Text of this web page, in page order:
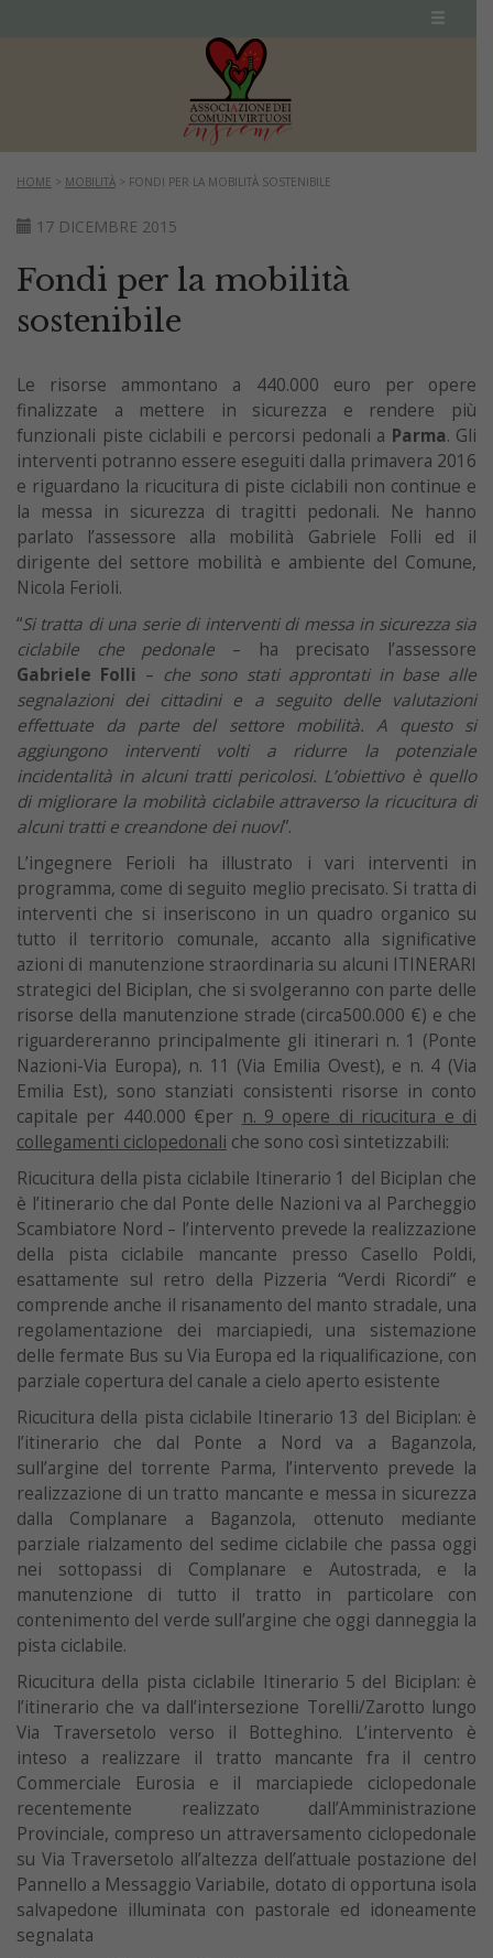
HOME > MOBILITÀ > FONDI PER LA MOBILITÀ SOSTENIBILE
17 DICEMBRE 2015
Fondi per la mobilità
sostenibile
Le risorse ammontano a 440.000 euro per opere
finalizzate a mettere in sicurezza e rendere più
funzionali piste ciclabili e percorsi pedonali a Parma. Gli
interventi potranno essere eseguiti dalla primavera 2016
e riguardano la ricucitura di piste ciclabili non continue e
la messa in sicurezza di tragitti pedonali. Ne hanno
parlato l’assessore alla mobilità Gabriele Folli ed il
dirigente del settore mobilità e ambiente del Comune,
Nicola Ferioli.
“Si tratta di una serie di interventi di messa in sicurezza sia
ciclabile che pedonale – ha precisato l’assessore
Gabriele Folli – che sono stati approntati in base alle
segnalazioni dei cittadini e a seguito delle valutazioni
effettuate da parte del settore mobilità. A questo si
aggiungono interventi volti a ridurre la potenziale
incidentalità in alcuni tratti pericolosi. L’obiettivo è quello
di migliorare la mobilità ciclabile attraverso la ricucitura di
alcuni tratti e creandone dei nuovi”.
L’ingegnere Ferioli ha illustrato i vari interventi in
programma, come di seguito meglio precisato. Si tratta di
interventi che si inseriscono in un quadro organico su
tutto il territorio comunale, accanto alla significative
azioni di manutenzione straordinaria su alcuni ITINERARI
strategici del Biciplan, che si svolgeranno con parte delle
risorse della manutenzione strade (circa500.000 €) e che
riguardereranno principalmente gli itinerari n. 1 (Ponte
Nazioni-Via Europa), n. 11 (Via Emilia Ovest), e n. 4 (Via
Emilia Est), sono stanziati consistenti risorse in conto
capitale per 440.000 €per n. 9 opere di ricucitura e di
collegamenti ciclopedonali che sono così sintetizzabili:
Ricucitura della pista ciclabile Itinerario 1 del Biciplan che
è l’itinerario che dal Ponte delle Nazioni va al Parcheggio
Scambiatore Nord – l’intervento prevede la realizzazione
della pista ciclabile mancante presso Casello Poldi,
esattamente sul retro della Pizzeria “Verdi Ricordi” e
comprende anche il risanamento del manto stradale, una
regolamentazione dei marciapiedi, una sistemazione
delle fermate Bus su Via Europa ed la riqualificazione, con
parziale copertura del canale a cielo aperto esistente
Ricucitura della pista ciclabile Itinerario 13 del Biciplan: è
l’itinerario che dal Ponte a Nord va a Baganzola,
sull’argine del torrente Parma, l’intervento prevede la
realizzazione di un tratto mancante e messa in sicurezza
dalla Complanare a Baganzola, ottenuto mediante
parziale rialzamento del sedime ciclabile che passa oggi
nei sottopassi di Complanare e Autostrada, e la
manutenzione di tutto il tratto in particolare con
contenimento del verde sull’argine che oggi danneggia la
pista ciclabile.
Ricucitura della pista ciclabile Itinerario 5 del Biciplan: è
l’itinerario che va dall’intersezione Torelli/Zarotto lungo
Via Traversetolo verso il Botteghino. L’intervento è
inteso a realizzare il tratto mancante fra il centro
Commerciale Eurosia e il marciapiede ciclopedonale
recentemente realizzato dall’Amministrazione
Provinciale, compreso un attraversamento ciclopedonale
su Via Traversetolo all’altezza dell’attuale postazione del
Pannello a Messaggio Variabile, dotato di opportuna isola
salvapedone illuminata con pastorale ed idoneamente
segnalata